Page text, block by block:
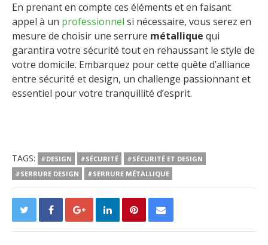
En prenant en compte ces éléments et en faisant
appel à un professionnel si nécessaire, vous serez en
mesure de choisir une serrure métallique qui
garantira votre sécurité tout en rehaussant le style de
votre domicile. Embarquez pour cette quête d’alliance
entre sécurité et design, un challenge passionnant et
essentiel pour votre tranquillité d’esprit.
TAGS: #DESIGN #SÉCURITÉ
#SÉCURITÉ ET DESIGN
#SERRURE DESIGN
#SERRURE MÉTALLIQUE